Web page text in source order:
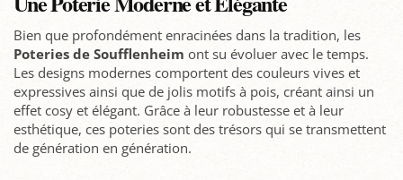
Bien que profondément enracinées dans la tradition, les
Poteries de Soufflenheim ont su évoluer avec le temps.
Les designs modernes comportent des couleurs vives et
expressives ainsi que de jolis motifs à pois, créant ainsi un
effet cosy et élégant. Grâce à leur robustesse et à leur
esthétique, ces poteries sont des trésors qui se transmettent
de génération en génération.